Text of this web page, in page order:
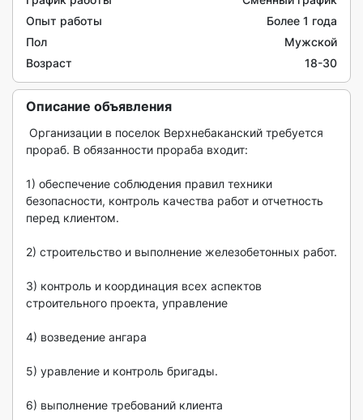
Опыт работы
Более 1 года
Пол
Мужской
Возраст
18-30
Описание объявления
прораб. В обязанности прораба входит:
1) обеспечение соблюдения правил техники
безопасности, контроль качества работ и отчетность
перед клиентом.
2) строительство и выполнение железобетонных работ.
3) контроль и координация всех аспектов
строительного проекта, управление
4) возведение ангара
5) уравление и контроль бригады.
6) выполнение требований клиента